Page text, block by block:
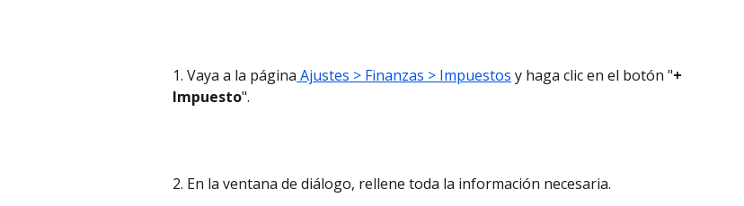
1. Vaya a la página Ajustes > Finanzas > Impuestos y haga clic en el botón "+
Impuesto".
2. En la ventana de diálogo, rellene toda la información necesaria.